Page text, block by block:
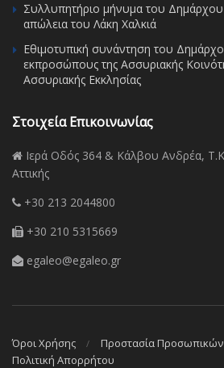
Συλλυπητήριο μήνυμα του Δημάρχου
απώλεια του Λάκη Χαλκιά
Εθιμοτυπική συνάντηση του
εκπροσώπους της Ασσυριακής
Ασσυριακής Εκκλησίας
Στοιχεία Επικοινωνίας
Ιερά Οδός 364 & Κάλβου Ανδρέα,
Αττικής
+30 213 2044800
+30 210 5315669
egaleo@egaleo.gr
Όροι Χρήσης
Προστασία
Πολιτική Απορρήτου